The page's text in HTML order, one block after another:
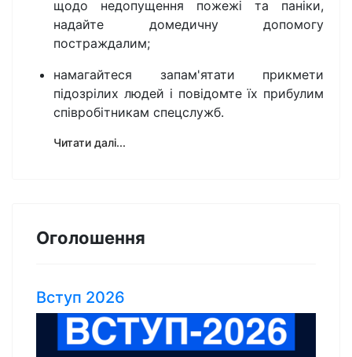
щодо недопущення пожежі та паніки,
надайте домедичну допомогу
постраждалим;
намагайтеся запам'ятати прикмети
підозрілих людей і повідомте їх прибулим
співробітникам спецслужб.
Читати далі...
Оголошення
Вступ 2026